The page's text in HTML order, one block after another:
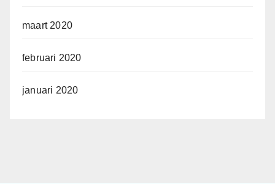
maart 2020
februari 2020
januari 2020